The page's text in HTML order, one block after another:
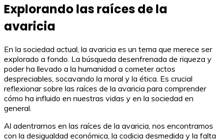
Explorando las raíces de la
avaricia
En la sociedad actual, la avaricia es un tema que merece ser
explorado a fondo. La búsqueda desenfrenada de riqueza y
poder ha llevado a la humanidad a cometer actos
despreciables, socavando la moral y la ética. Es crucial
reflexionar sobre las raíces de la avaricia para comprender
cómo ha influido en nuestras vidas y en la sociedad en
general.
Al adentrarnos en las raíces de la avaricia, nos encontramos
con la desigualdad económica, la codicia desmedida y la falta